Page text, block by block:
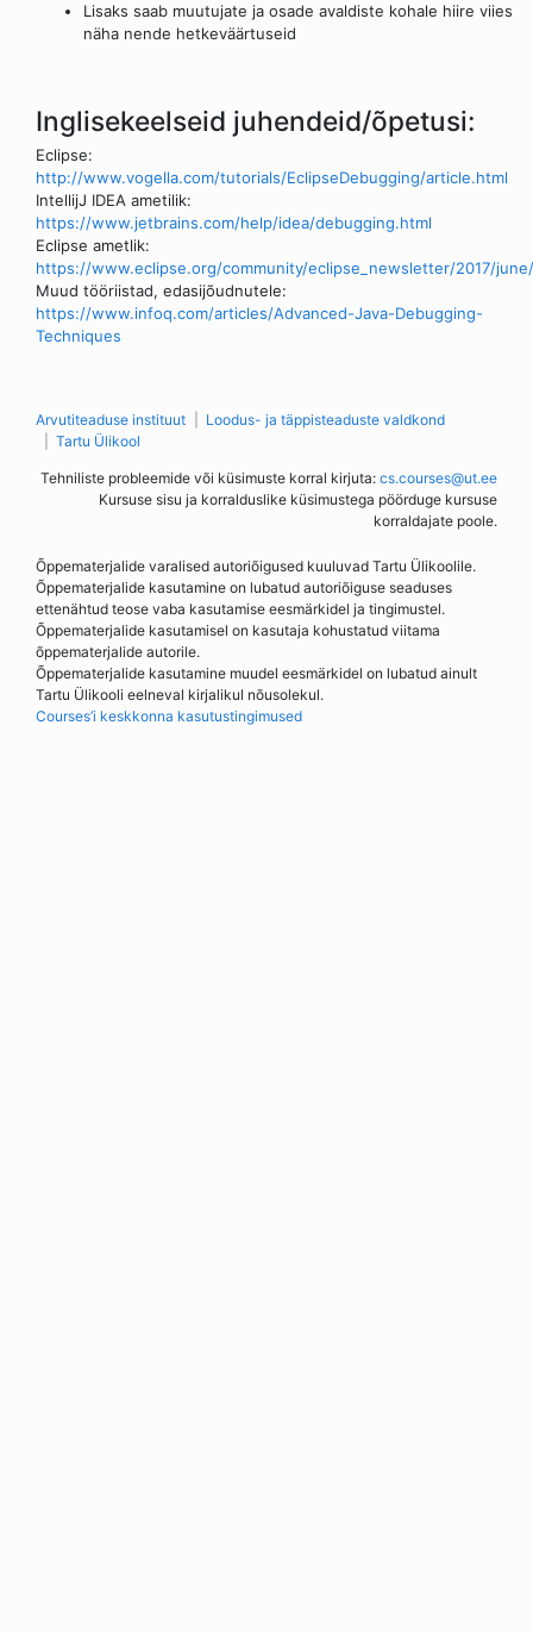
Lisaks saab muutujate ja osade avaldiste kohale hiire viies
näha nende hetkeväärtuseid
Inglisekeelseid juhendeid/õpetusi:
Eclipse:
http://www.vogella.com/tutorials/EclipseDebugging/article.html
IntellijJ IDEA ametilik:
https://www.jetbrains.com/help/idea/debugging.html
Eclipse ametlik:
https://www.eclipse.org/community/eclipse_newsletter/2017/
Muud tööriistad, edasijõudnutele:
https://www.infoq.com/articles/Advanced-Java-Debugging-
Techniques
Arvutiteaduse instituut
Loodus- ja täppisteaduste valdkond
Tartu Ülikool
Tehniliste probleemide või küsimuste korral kirjuta: cs.courses@ut.ee
Kursuse sisu ja korralduslike küsimustega pöörduge kursuse
korraldajate poole.
Õppematerjalide varalised autoriõigused kuuluvad Tartu Ülikoolile.
Õppematerjalide kasutamine on lubatud autoriõiguse seaduses
ettenähtud teose vaba kasutamise eesmärkidel ja tingimustel.
Õppematerjalide kasutamisel on kasutaja kohustatud viitama
õppematerjalide autorile.
Õppematerjalide kasutamine muudel eesmärkidel on lubatud ainult
Tartu Ülikooli eelneval kirjalikul nõusolekul.
Courses’i keskkonna kasutustingimused